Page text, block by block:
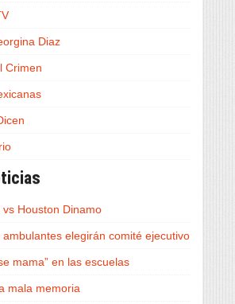
Diaz
Crimen
Houston Dinamo
ambulantes elegirán comité ejecutivo
mama” en las escuelas
mala memoria